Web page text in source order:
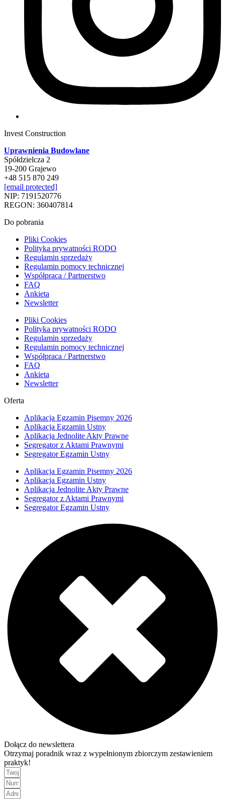
Invest Construction
Uprawnienia Budowlane
Spółdzielcza 2
19-200 Grajewo
+48 515 870 249
[email protected]
NIP: 7191520776
REGON: 360407814
Do pobrania
Pliki Cookies
Polityka prywatności RODO
Regulamin sprzedaży
Regulamin pomocy technicznej
Współpraca / Partnerstwo
FAQ
Ankieta
Newsletter
Pliki Cookies
Polityka prywatności RODO
Regulamin sprzedaży
Regulamin pomocy technicznej
Współpraca / Partnerstwo
FAQ
Ankieta
Newsletter
Oferta
Aplikacja Egzamin Pisemny 2026
Aplikacja Egzamin Ustny
Aplikacja Jednolite Akty Prawne
Segregator z Aktami Prawnymi
Segregator Egzamin Ustny
Aplikacja Egzamin Pisemny 2026
Aplikacja Egzamin Ustny
Aplikacja Jednolite Akty Prawne
Segregator z Aktami Prawnymi
Segregator Egzamin Ustny
Dołącz do newslettera
Otrzymaj poradnik wraz z wypełnionym zbiorczym zestawieniem
praktyk!